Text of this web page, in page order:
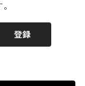
登録